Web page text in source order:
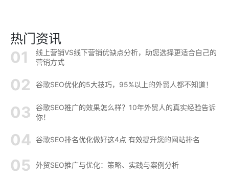
热门资讯
线上营销VS线下营销优缺点分析，助您选择更适合自己的
营销方式
谷歌SEO优化的5大技巧，95%以上的外贸人都不知道！
谷歌SEO推广的效果怎么样？10年外贸人的真实经验告诉
你！
谷歌SEO排名优化做好这4点 有效提升您的网站排名
外贸SEO推广与优化：策略、实践与案例分析